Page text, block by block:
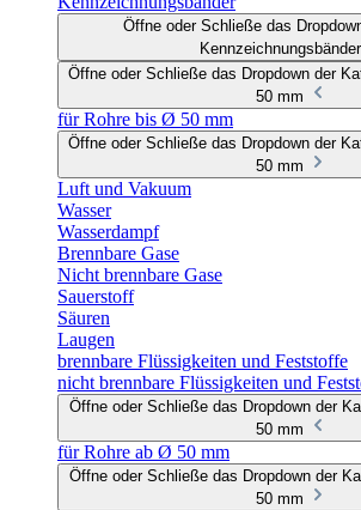
Öffne oder Schließe das
Kennzeichnungsbänder
Öffne oder Schließe das Dropdown der
50 mm
für Rohre bis Ø 50 mm
Öffne oder Schließe das Dropdown der
50 mm
Luft und Vakuum
Wasser
Wasserdampf
Brennbare Gase
Nicht brennbare Gase
Sauerstoff
Säuren
Laugen
brennbare Flüssigkeiten und Feststoffe
nicht brennbare Flüssigkeiten und
Öffne oder Schließe das Dropdown der
50 mm
für Rohre ab Ø 50 mm
Öffne oder Schließe das Dropdown der
50 mm